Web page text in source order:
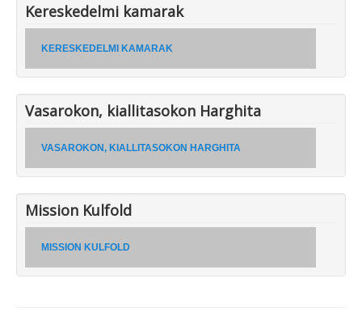
Kereskedelmi kamarak
KERESKEDELMI KAMARAK
Vasarokon, kiallitasokon Harghita
VASAROKON, KIALLITASOKON HARGHITA
Mission Kulfold
MISSION KULFOLD